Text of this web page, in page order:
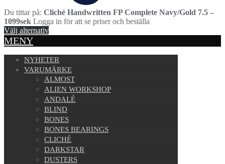
Du tittar på: Cliché Handwritten FP Complete Navy/Gold 7.5 –
1099sek Logga in för att se priser och beställa
Välj alternativ
MENY
NYHETER
VARUMÄRKE
ALMOST
ALIEN WORKSHOP
ANDALÉ
BLIND
BONES
BONES BEARINGS
CLICHÉ
DARKSTAR
DUSTERS